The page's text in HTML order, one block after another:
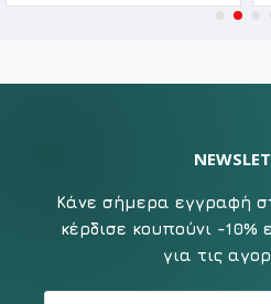
Κάνε σήμερα εγγραφή
κέρδισε κουπούνι -10%
για τις